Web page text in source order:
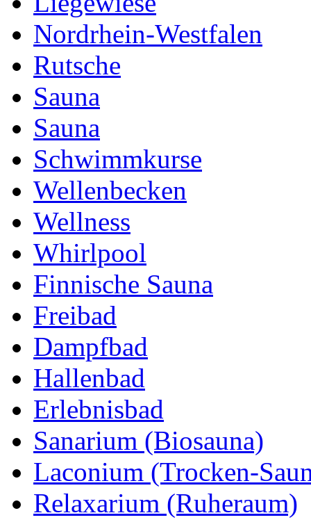
Nordrhein-Westfalen
Rutsche
Sauna
Sauna
Schwimmkurse
Wellenbecken
Wellness
Whirlpool
Finnische Sauna
Freibad
Dampfbad
Hallenbad
Erlebnisbad
Sanarium (Biosauna)
Laconium (Trocken-
Relaxarium (Ruheraum)